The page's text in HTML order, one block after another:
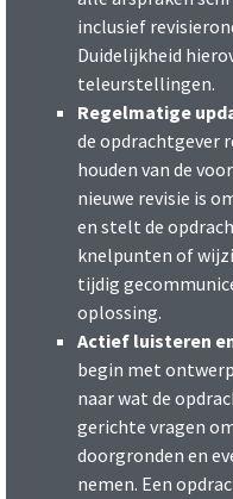
inclusief
Duidelijkheid
teleurstellingen.
Regelmatige
de opdrachtgever
houden van de
nieuwe revisie is
en stelt de
knelpunten of
tijdig
oplossing.
Actief luisteren
begin met
naar wat de
gerichte vragen
doorgronden en
nemen. Een